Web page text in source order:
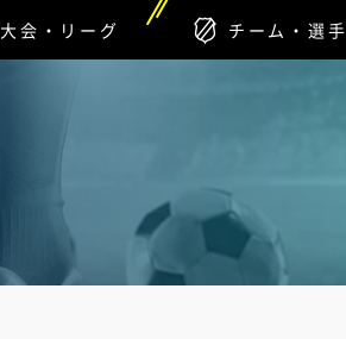
大会・リーグ チーム・選手